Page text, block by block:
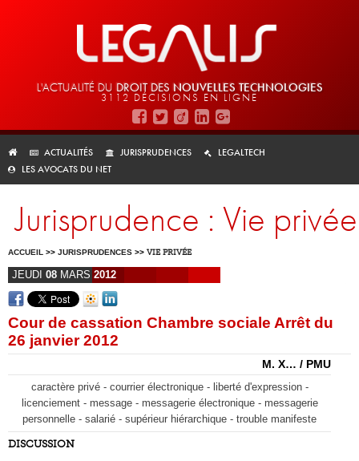
L'ACTUALITÉ DU DROIT DES NOUVELLES TECHNOLOGIES
3112 DÉCISIONS EN LIGNE
ACTUALITÉS JURISPRUDENCES
LEGALTECH
LES AVOCATS DU NET
Jurisprudence : Vie privée
ACCUEIL >> JURISPRUDENCES >> VIE PRIVÉE
JEUDI 08 MARS 2012
Cour de cassation Chambre sociale Arrêt du
26 janvier 2012
M. X… / PMU
caractère privé - courrier électronique - liberté d'expression -
licenciement - message - messagerie électronique - messagerie
personnelle - salarié - supérieur hiérarchique - trouble manifeste
DISCUSSION